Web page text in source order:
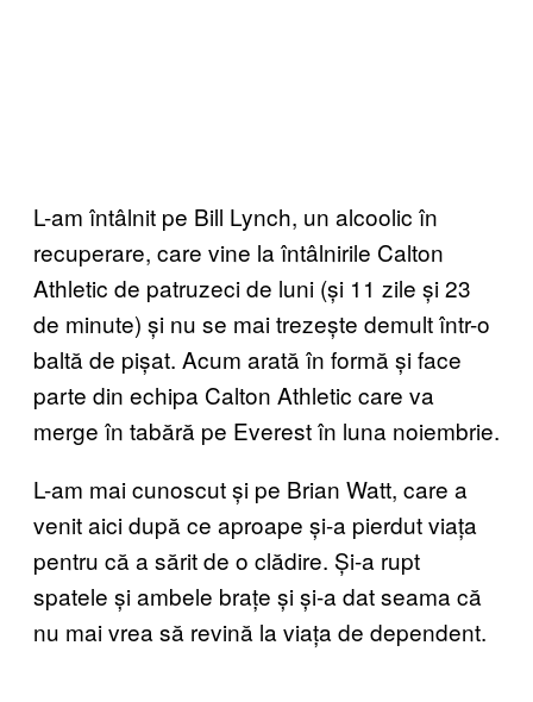
L-am întâlnit pe Bill Lynch, un alcoolic în
recuperare, care vine la întâlnirile Calton
Athletic de patruzeci de luni (și 11 zile și 23
de minute) și nu se mai trezește demult într-o
baltă de pișat. Acum arată în formă și face
parte din echipa Calton Athletic care va
merge în tabără pe Everest în luna noiembrie.
L-am mai cunoscut și pe Brian Watt, care a
venit aici după ce aproape și-a pierdut viața
pentru că a sărit de o clădire. Și-a rupt
spatele și ambele brațe și și-a dat seama că
nu mai vrea să revină la viața de dependent.